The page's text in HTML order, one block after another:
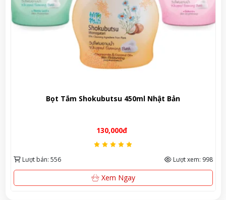
Kem dưỡng da tay Kose Coen Rich Q10 80g – Giải pháp
120,000đ
Lượt bán: 351 Lượt xem: 903
Xem Ngay